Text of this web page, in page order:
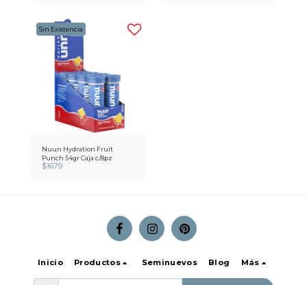
Sin Existencia
Nuun Hydration Fruit
Punch 54gr Caja c/8pz
$1679
Inicio Productos Seminuevos Blog Más